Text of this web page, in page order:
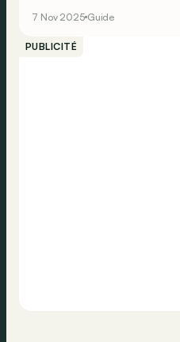
pour tous les prix, de toutes
motorisations.
7 Nov 2025 Guide
PUBLICITÉ